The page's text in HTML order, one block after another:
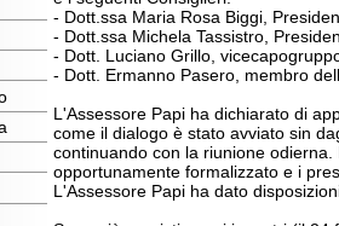
L'Assessore Papi ha dichiarato di appoggiare la
come il dialogo è stato avviato sin dagli
continuando con la riunione odierna. Il
opportunamente formalizzato e i presenti
L'Assessore Papi ha dato disposizioni perché
Sono già previsti nuovi incontri (il 24 febbraio
coinvolti ASL 3 e Regione.
Siamo fiduciosi che Affidamento.net, portando
degli affidatari, potrà contribuire ad avviare nel